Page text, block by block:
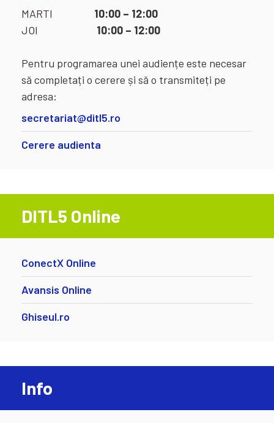
MARTI 10:00 – 12:00
JOI 10:00 – 12:00
Pentru programarea unei audiențe este necesar
să completați o cerere și să o transmiteți pe
adresa:
secretariat@ditl5.ro
Cerere audienta
DITL5 Online
ConectX Online
Avansis Online
Ghiseul.ro
Info